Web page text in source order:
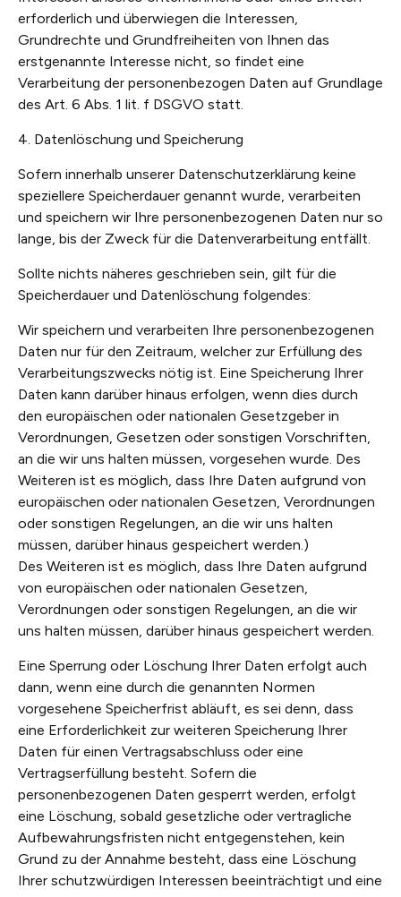
erforderlich und überwiegen die Interessen,
Grundrechte und Grundfreiheiten von Ihnen das
erstgenannte Interesse nicht, so findet eine
Verarbeitung der personenbezogen Daten auf Grundlage
des Art. 6 Abs. 1 lit. f DSGVO statt.
4. Datenlöschung und Speicherung
Sofern innerhalb unserer Datenschutzerklärung keine
speziellere Speicherdauer genannt wurde, verarbeiten
und speichern wir Ihre personenbezogenen Daten nur so
lange, bis der Zweck für die Datenverarbeitung entfällt.
Sollte nichts näheres geschrieben sein, gilt für die
Speicherdauer und Datenlöschung folgendes:
Wir speichern und verarbeiten Ihre personenbezogenen
Daten nur für den Zeitraum, welcher zur Erfüllung des
Verarbeitungszwecks nötig ist. Eine Speicherung Ihrer
Daten kann darüber hinaus erfolgen, wenn dies durch
den europäischen oder nationalen Gesetzgeber in
Verordnungen, Gesetzen oder sonstigen Vorschriften,
an die wir uns halten müssen, vorgesehen wurde. Des
Weiteren ist es möglich, dass Ihre Daten aufgrund von
europäischen oder nationalen Gesetzen, Verordnungen
oder sonstigen Regelungen, an die wir uns halten
müssen, darüber hinaus gespeichert werden.)
Des Weiteren ist es möglich, dass Ihre Daten aufgrund
von europäischen oder nationalen Gesetzen,
Verordnungen oder sonstigen Regelungen, an die wir
uns halten müssen, darüber hinaus gespeichert werden.
Eine Sperrung oder Löschung Ihrer Daten erfolgt auch
dann, wenn eine durch die genannten Normen
vorgesehene Speicherfrist abläuft, es sei denn, dass
eine Erforderlichkeit zur weiteren Speicherung Ihrer
Daten für einen Vertragsabschluss oder eine
Vertragserfüllung besteht. Sofern die
personenbezogenen Daten gesperrt werden, erfolgt
eine Löschung, sobald gesetzliche oder vertragliche
Aufbewahrungsfristen nicht entgegenstehen, kein
Grund zu der Annahme besteht, dass eine Löschung
Ihrer schutzwürdigen Interessen beeinträchtigt und eine